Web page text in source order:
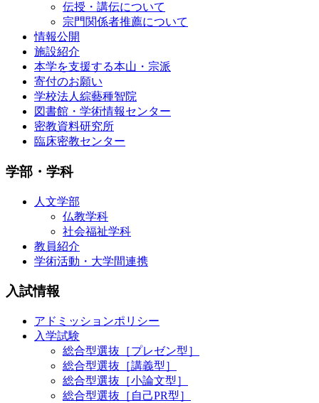
伝授・講伝について
宗門関係者推薦について
情報公開
施設紹介
本学を支援する本山・宗派
寄付のお願い
学校法人綜藝種智院
図書館・学術情報センター
密教資料研究所
臨床密教センター
学部・学科
人文学部
仏教学科
社会福祉学科
教員紹介
学術活動・大学間連携
入試情報
アドミッションポリシー
入学試験
総合型選抜［プレゼン型］
総合型選抜［講義型］
総合型選抜［小論文型］
総合型選抜［自己PR型］